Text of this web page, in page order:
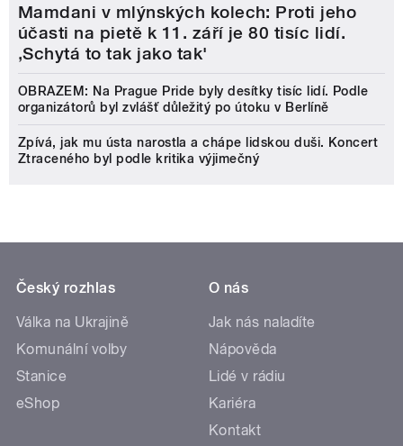
Mamdani v mlýnských kolech: Proti jeho
účasti na pietě k 11. září je 80 tisíc lidí.
‚Schytá to tak jako tak'
OBRAZEM: Na Prague Pride byly desítky tisíc lidí. Podle
organizátorů byl zvlášť důležitý po útoku v Berlíně
Zpívá, jak mu ústa narostla a chápe lidskou duši. Koncert
Ztraceného byl podle kritika výjimečný
Český rozhlas
Válka na Ukrajině
Komunální volby
Stanice
eShop
O nás
Jak nás naladíte
Nápověda
Lidé v rádiu
Kariéra
Kontakt